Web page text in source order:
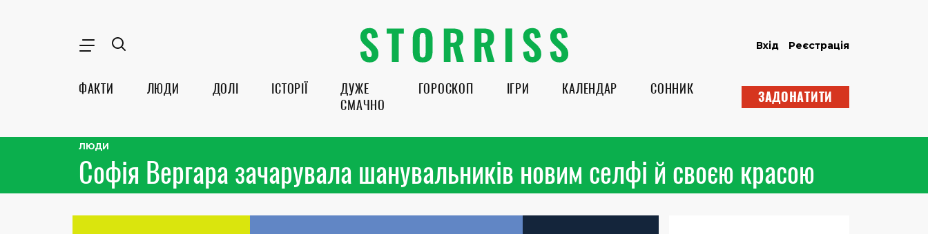
Вхід Реєстрація
ФАКТИ ЛЮДИ ДОЛІ ІСТОРІЇ
ДУЖЕ
СМАЧНО
ГОРОСКОП ІГРИ КАЛЕНДАР СОННИК ЗАДОНАТИТИ
ЛЮДИ
Софія Вергара зачарувала шанувальників новим селфі й своєю красою